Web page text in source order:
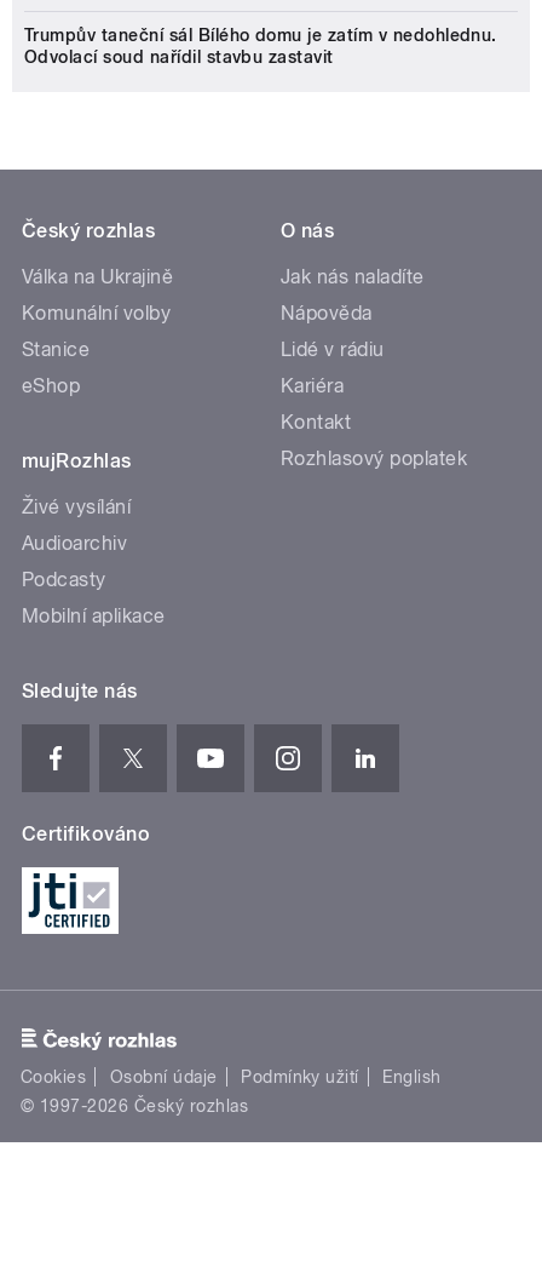
Trumpův taneční sál Bílého domu je zatím v nedohlednu.
Odvolací soud nařídil stavbu zastavit
Český rozhlas
Válka na Ukrajině
Komunální volby
Stanice
eShop
mujRozhlas
Živé vysílání
Audioarchiv
Podcasty
Mobilní aplikace
O nás
Jak nás naladíte
Nápověda
Lidé v rádiu
Kariéra
Kontakt
Rozhlasový poplatek
Sledujte nás
Certifikováno
Cookies Osobní údaje Podmínky užití
English
© 1997-2026 Český rozhlas